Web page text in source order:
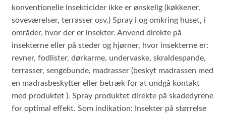
​​konventionelle insekticider ikke er ønskelig (køkkener,
soveværelser, terrasser osv.) Spray i og omkring huset, i
områder, hvor der er insekter. Anvend direkte på
insekterne eller på steder og hjørner, hvor insekterne er:
revner, fodlister, dørkarme, undervaske, skraldespande,
terrasser, sengebunde, madrasser (beskyt madrassen med
en madrasbeskytter eller betræk for at undgå kontakt
med produktet ). Spray produktet direkte på skadedyrene
for optimal effekt. Som indikation: Insekter på størrelse